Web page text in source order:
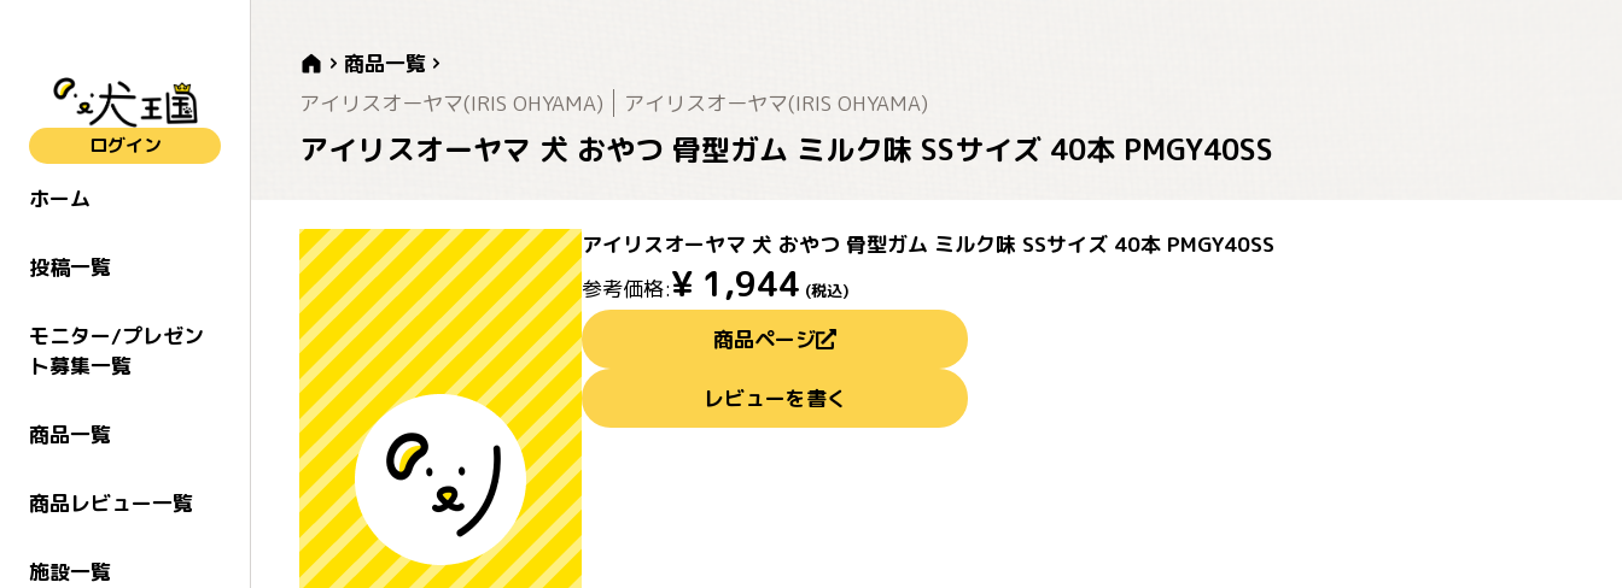
ログイン
ホーム
投稿一覧
モニター/プレゼン
ト募集一覧
商品一覧
商品レビュー一覧
施設一覧
商品一覧
アイリスオーヤマ(IRIS OHYAMA)
アイリスオーヤマ(IRIS OHYAMA)
アイリスオーヤマ 犬 おやつ 骨型ガム ミルク味 SSサイズ 40本 PMGY40SS
アイリスオーヤマ 犬 おやつ 骨型ガム ミルク味 SSサイズ 40本 PMGY40SS
参考価格:¥ 1,944 (税込)
商品ページ
レビューを書く